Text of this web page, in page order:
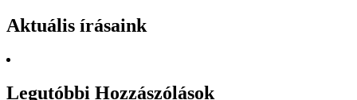
Aktuális írásaink
Legutóbbi Hozzászólások